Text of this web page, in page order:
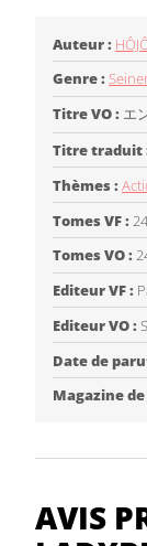
Auteur :
Genre :
Titre VO : エ
Titre traduit
Thèmes :
Tomes VF :
Tomes VO :
Editeur VF :
Editeur VO :
Date de
Magazine
AVIS